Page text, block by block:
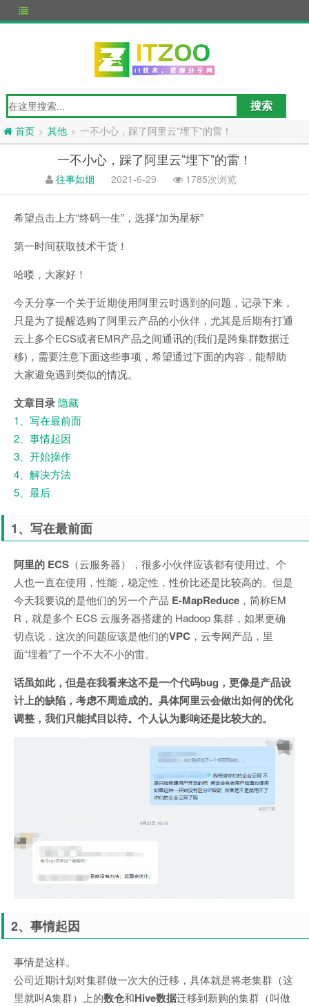
首页 > 其他 > 一不小心，踩了阿里云”埋下”的雷！
一不小心，踩了阿里云”埋下”的雷！
往事如烟 2021-6-29 1785次浏览
希望点击上方“终码一生”，选择“加为星标”
第一时间获取技术干货！
哈喽，大家好！
今天分享一个关于近期使用阿里云时遇到的问题，记录下来，
只是为了提醒选购了阿里云产品的小伙伴，尤其是后期有打通
云上多个ECS或者EMR产品之间通讯的(我们是跨集群数据迁
移)，需要注意下面这些事项，希望通过下面的内容，能帮助
大家避免遇到类似的情况。
文章目录隐藏
1、写在最前面
2、事情起因
3、开始操作
4、解决方法
5、最后
1、写在最前面
阿里的 ECS （云服务器），很多小伙伴应该都有使用过。个
人也一直在使用，性能，稳定性，性价比还是比较高的。但是
今天我要说的是他们的另一个产品 E-MapReduce ，简称EM
R，就是多个 ECS 云服务器搭建的 Hadoop 集群，如果更确
切点说，这次的问题应该是他们的VPC ，云专网产品，里
面“埋着”了一个不大不小的雷。
话虽如此，但是在我看来这不是一个代码bug，更像是产品设
计上的缺陷，考虑不周造成的。具体阿里云会做出如何的优化
调整，我们只能拭目以待。个人认为影响还是比较大的。
2、事情起因
事情是这样。
公司近期计划对集群做一次大的迁移，具体就是将老集群（这
里就叫A集群）上的数仓和Hive数据迁移到新购的集群（叫做